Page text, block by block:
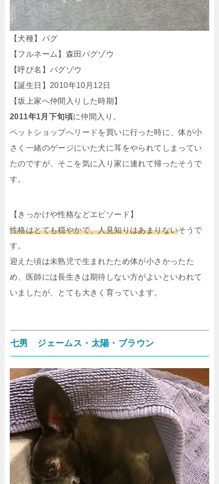
【犬種】パグ
【フルネーム】森田パグゾウ
【呼び名】パグゾウ
【誕生日】2010年10月12日
【坂上家へ仲間入りした時期】
2011年1月下旬頃に仲間入り。
ペットショップへリードを買いに行った時に、体が小
さく一緒のゲージにいた犬に耳をやられてしまってい
たのですが、そこを気に入り家に連れて帰ったそうで
す。
【きっかけや性格などエピソード】
性格はとても穏やかで、人見知りはあまりないそうで
す。
迎えた頃は未熟児で生まれたため体が小さかったた
め、医師には長生きは期待しない方がよいといわれて
いましたが、とても大きく育っています。
七男 ジェームス・太陽・ブラウン